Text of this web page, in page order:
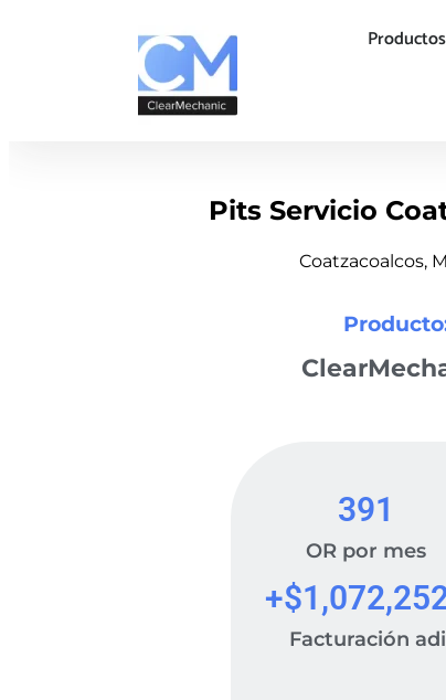
Productos
Pits Servicio
Coatzacoalcos,
OR por mes
391
Facturación
+$